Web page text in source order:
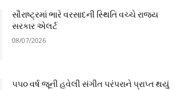
સૌરાષ્ટ્રમાં ભારે વરસાદની સ્થિતિ વચ્ચે રાજ્ય
સરકાર એલર્ટ
08/07/2026
૫૫૦ વર્ષ જૂની હવેલી સંગીત પરંપરાને પ્રાપ્ત થયું